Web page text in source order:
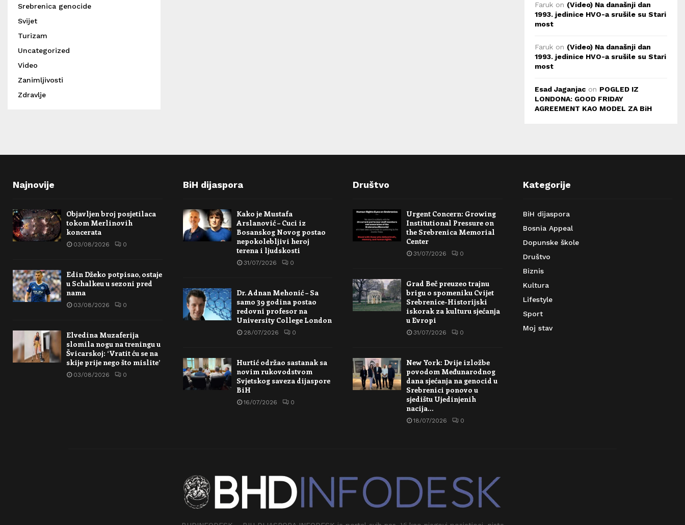
Srebrenica genocide
Svijet
Turizam
Uncategorized
Video
Zanimljivosti
Zdravlje
Faruk on (Video) Na današnji dan
1993. jedinice HVO-a srušile su Stari
most
Faruk on (Video) Na današnji dan
1993. jedinice HVO-a srušile su Stari
most
Esad Jaganjac on POGLED IZ
LONDONA: GOOD FRIDAY
AGREEMENT KAO MODEL ZA BiH
Najnovije
Objavljen broj posjetilaca
tokom Merlinovih
koncerata
03/08/2026 0
Edin Džeko potpisao, ostaje
u Schalkeu u sezoni pred
nama
03/08/2026 0
Elvedina Muzaferija
slomila nogu na treningu u
Švicarskoj: ‘Vratit ću se na
skije prije nego što mislite’
03/08/2026 0
BiH dijaspora
Kako je Mustafa
Arslanović – Cuci iz
Bosanskog Novog postao
nepokolebljivi heroj
terena i ljudskosti
31/07/2026 0
Dr. Adnan Mehonić – Sa
samo 39 godina postao
redovni profesor na
University College London
28/07/2026 0
Hurtić održao sastanak sa
novim rukovodstvom
Svjetskog saveza dijaspore
BiH
16/07/2026 0
Društvo
Urgent Concern: Growing
Institutional Pressure on
the Srebrenica Memorial
Center
31/07/2026 0
Grad Beč preuzeo trajnu
brigu o spomeniku Cvijet
Srebrenice-Historijski
iskorak za kulturu sjećanja
u Evropi
31/07/2026 0
New York: Dvije izložbe
povodom Međunarodnog
dana sjećanja na genocid u
Srebrenici ponovo u
sjedištu Ujedinjenih
nacija…
18/07/2026 0
Kategorije
BiH dijaspora
Bosnia Appeal
Dopunske škole
Društvo
Biznis
Kultura
Lifestyle
Sport
Moj stav